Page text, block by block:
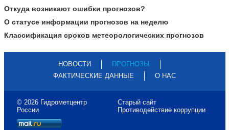
Откуда возникают ошибки прогнозов?
О статусе информации прогнозов на неделю
Классификация сроков метеорологических прогнозов
НОВОСТИ
ПРОГНОЗЫ
ФАКТИЧЕСКИЕ ДАННЫЕ
О НАС
© 2026 Гидрометцентр
России
Старый сайт
Противодействие коррупции